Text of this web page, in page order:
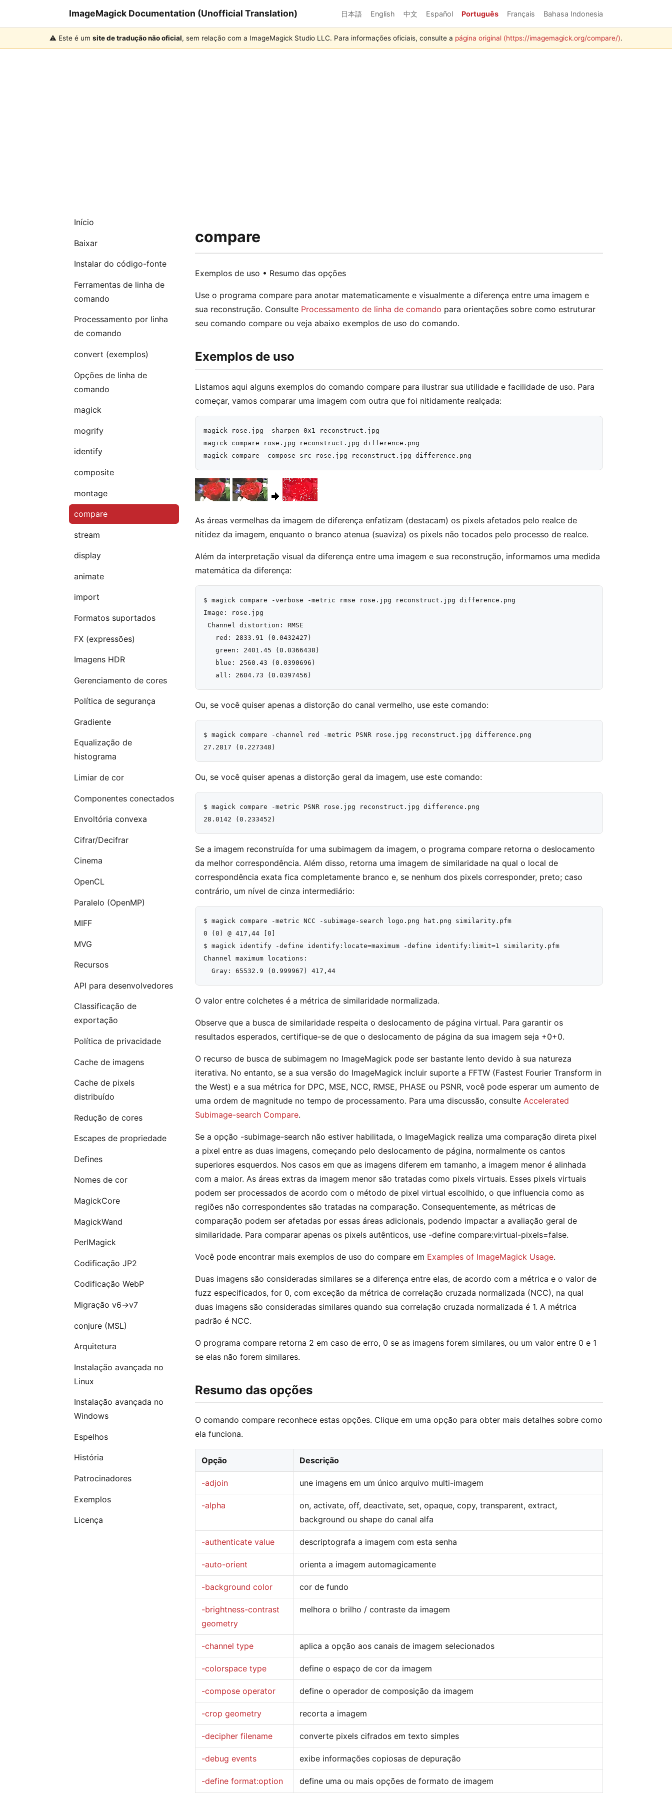
ImageMagick Documentation (Unofficial Translation) 日本語 English 中文 Español Português Français Bahasa Indonesia
⚠️ Este é um site de tradução não oficial, sem relação com a ImageMagick Studio LLC. Para informações oficiais, consulte a página original (https://imagemagick.org/compare/).
Início
Baixar
Instalar do código-fonte
Ferramentas de linha de
comando
Processamento por linha
de comando
convert (exemplos)
Opções de linha de
comando
magick
mogrify
identify
composite
montage
compare
stream
display
animate
import
Formatos suportados
FX (expressões)
Imagens HDR
Gerenciamento de cores
Política de segurança
Gradiente
Equalização de
histograma
Limiar de cor
Componentes conectados
Envoltória convexa
Cifrar/Decifrar
Cinema
OpenCL
Paralelo (OpenMP)
MIFF
MVG
Recursos
API para desenvolvedores
Classificação de
exportação
Política de privacidade
Cache de imagens
Cache de pixels
distribuído
Redução de cores
Escapes de propriedade
Defines
Nomes de cor
MagickCore
MagickWand
PerlMagick
Codificação JP2
Codificação WebP
Migração v6→v7
conjure (MSL)
Arquitetura
Instalação avançada no
Linux
Instalação avançada no
Windows
Espelhos
História
Patrocinadores
Exemplos
Licença
compare
Exemplos de uso • Resumo das opções
Use o programa compare para anotar matematicamente e visualmente a diferença entre uma imagem e
sua reconstrução. Consulte Processamento de linha de comando para orientações sobre como estruturar
seu comando compare ou veja abaixo exemplos de uso do comando.
Exemplos de uso
Listamos aqui alguns exemplos do comando compare para ilustrar sua utilidade e facilidade de uso. Para
começar, vamos comparar uma imagem com outra que foi nitidamente realçada:
magick rose.jpg -sharpen 0x1 reconstruct.jpg
magick compare rose.jpg reconstruct.jpg difference.png
As áreas vermelhas da imagem de diferença enfatizam (destacam) os pixels afetados pelo realce de
nitidez da imagem, enquanto o branco atenua (suaviza) os pixels não tocados pelo processo de realce.
Além da interpretação visual da diferença entre uma imagem e sua reconstrução, informamos uma medida
matemática da diferença:
$ magick compare -verbose -metric rmse rose.jpg reconstruct.jpg difference.png
Image: rose.jpg
Channel distortion: RMSE
   red: 2833.91 (0.0432427)
   green: 2401.45 (0.0366438)
   blue: 2560.43 (0.0390696)
Ou, se você quiser apenas a distorção do canal vermelho, use este comando:
$ magick compare -channel red -metric PSNR rose.jpg reconstruct.jpg difference.png
Ou, se você quiser apenas a distorção geral da imagem, use este comando:
$ magick compare -metric PSNR rose.jpg reconstruct.jpg difference.png
Se a imagem reconstruída for uma subimagem da imagem, o programa compare retorna o deslocamento
da melhor correspondência. Além disso, retorna uma imagem de similaridade na qual o local de
correspondência exata fica completamente branco e, se nenhum dos pixels corresponder, preto; caso
contrário, um nível de cinza intermediário:
$ magick compare -metric NCC -subimage-search logo.png hat.png similarity.pfm
0 (0) @ 417,44 [0]
$ magick identify -define identify:locate=maximum -define identify:limit=1 similarity.pfm
Channel maximum locations:
O valor entre colchetes é a métrica de similaridade normalizada.
Observe que a busca de similaridade respeita o deslocamento de página virtual. Para garantir os
resultados esperados, certifique-se de que o deslocamento de página da sua imagem seja +0+0.
O recurso de busca de subimagem no ImageMagick pode ser bastante lento devido à sua natureza
iterativa. No entanto, se a sua versão do ImageMagick incluir suporte a FFTW (Fastest Fourier Transform in
the West) e a sua métrica for DPC, MSE, NCC, RMSE, PHASE ou PSNR, você pode esperar um aumento de
uma ordem de magnitude no tempo de processamento. Para uma discussão, consulte Accelerated
Subimage-search Compare.
Se a opção -subimage-search não estiver habilitada, o ImageMagick realiza uma comparação direta pixel
a pixel entre as duas imagens, começando pelo deslocamento de página, normalmente os cantos
superiores esquerdos. Nos casos em que as imagens diferem em tamanho, a imagem menor é alinhada
com a maior. As áreas extras da imagem menor são tratadas como pixels virtuais. Esses pixels virtuais
podem ser processados de acordo com o método de pixel virtual escolhido, o que influencia como as
regiões não correspondentes são tratadas na comparação. Consequentemente, as métricas de
comparação podem ser afetadas por essas áreas adicionais, podendo impactar a avaliação geral de
similaridade. Para comparar apenas os pixels autênticos, use -define compare:virtual-pixels=false.
Você pode encontrar mais exemplos de uso do compare em Examples of ImageMagick Usage.
Duas imagens são consideradas similares se a diferença entre elas, de acordo com a métrica e o valor de
fuzz especificados, for 0, com exceção da métrica de correlação cruzada normalizada (NCC), na qual
duas imagens são consideradas similares quando sua correlação cruzada normalizada é 1. A métrica
padrão é NCC.
O programa compare retorna 2 em caso de erro, 0 se as imagens forem similares, ou um valor entre 0 e 1
se elas não forem similares.
Resumo das opções
O comando compare reconhece estas opções. Clique em uma opção para obter mais detalhes sobre como
ela funciona.
Opção Descrição
-adjoin une imagens em um único arquivo multi-imagem
-alpha
on, activate, off, deactivate, set, opaque, copy, transparent, extract,
background ou shape do canal alfa
-authenticate value descriptografa a imagem com esta senha
-auto-orient orienta a imagem automagicamente
-background color cor de fundo
-brightness-contrast
geometry
melhora o brilho / contraste da imagem
-channel type aplica a opção aos canais de imagem selecionados
-colorspace type define o espaço de cor da imagem
-compose operator define o operador de composição da imagem
-crop geometry recorta a imagem
-decipher filename converte pixels cifrados em texto simples
-debug events exibe informações copiosas de depuração
-define format:option define uma ou mais opções de formato de imagem